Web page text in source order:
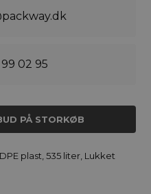
99 02 95
PÅ STORKØB
plast, 535 liter, Lukket